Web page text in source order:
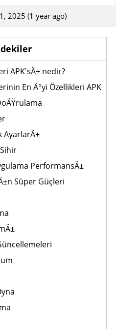
2025 (1 year ago)
APK'sÄ± nedir?
En Ä°yi Özellikleri APK
AyarlarÄ±
PerformansÄ±
Süper Güçleri